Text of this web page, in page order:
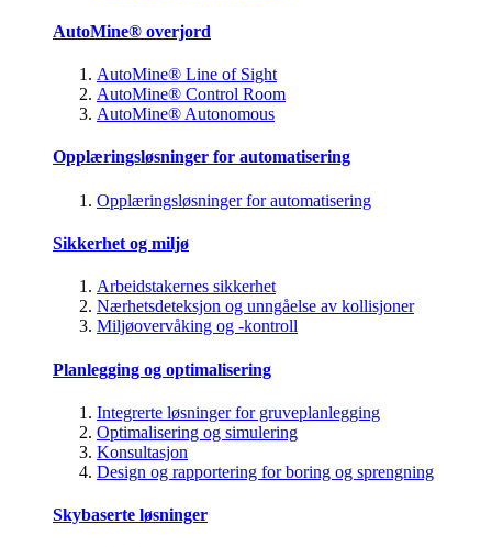
AutoMine® overjord
AutoMine® Line of Sight
AutoMine® Control Room
AutoMine® Autonomous
Opplæringsløsninger for automatisering
Opplæringsløsninger for automatisering
Sikkerhet og miljø
Arbeidstakernes sikkerhet
Nærhetsdeteksjon og unngåelse av kollisjoner
Miljøovervåking og -kontroll
Planlegging og optimalisering
Integrerte løsninger for gruveplanlegging
Optimalisering og simulering
Konsultasjon
Design og rapportering for boring og sprengning
Skybaserte løsninger